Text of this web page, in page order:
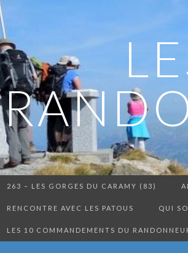
263 – LES GORGES DU CARAMY (83)
RENCONTRE AVEC LES PATOUS QUI
LES 10 COMMANDEMENTS DU